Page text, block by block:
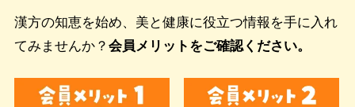
漢方の知恵を始め、美と健康に役立つ情報を手に入れ
てみませんか？ 会員メリットをご確認ください。